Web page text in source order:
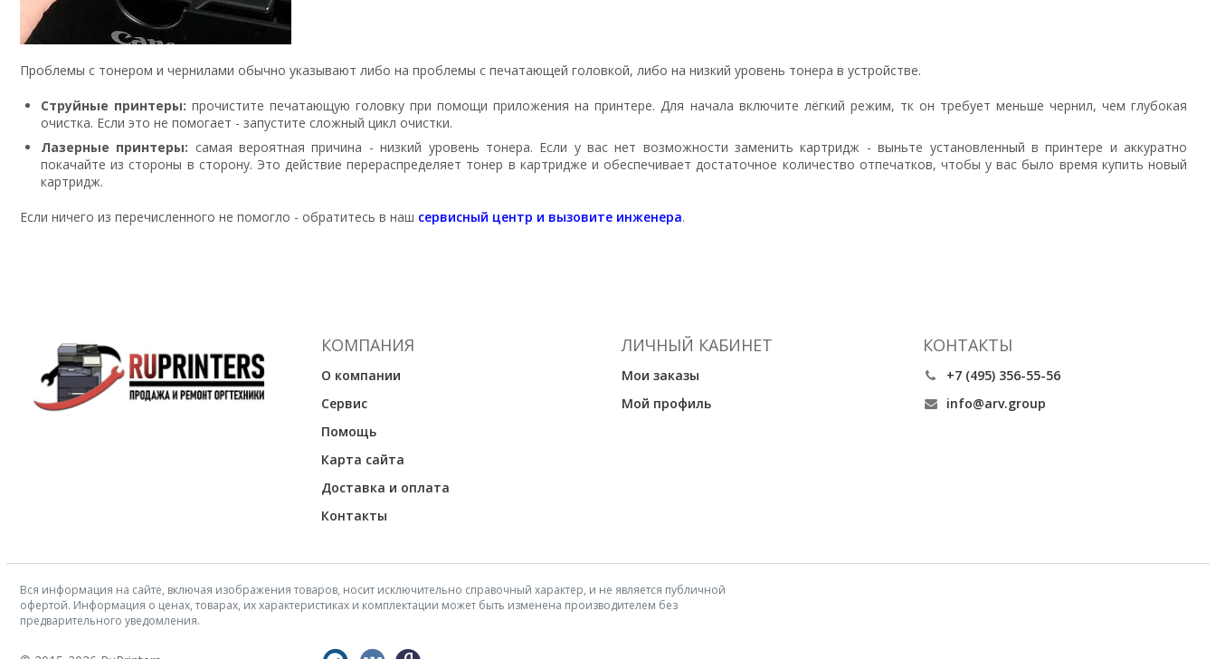
Проблемы с тонером и чернилами обычно указывают либо на проблемы с печатающей головкой, либо на низкий уровень тонера в устройстве.
Струйные принтеры: прочистите печатающую головку при помощи приложения на принтере. Для начала включите лёгкий режим, тк он требует меньше чернил, чем глубокая
очистка. Если это не помогает - запустите сложный цикл очистки.
Лазерные принтеры: самая вероятная причина - низкий уровень тонера. Если у вас нет возможности заменить картридж - выньте установленный в принтере и аккуратно
покачайте из стороны в сторону. Это действие перераспределяет тонер в картридже и обеспечивает достаточное количество отпечатков, чтобы у вас было время купить новый
картридж.
Если ничего из перечисленного не помогло - обратитесь в наш сервисный центр и вызовите инженера.
КОМПАНИЯ
О компании
Сервис
Помощь
Карта сайта
Доставка и оплата
Контакты
ЛИЧНЫЙ КАБИНЕТ
Мои заказы
Мой профиль
КОНТАКТЫ
+7 (495) 356-55-56
info@arv.group
Вся информация на сайте, включая изображения товаров, носит исключительно справочный характер, и не является публичной
офертой. Информация о ценах, товарах, их характеристиках и комплектации может быть изменена производителем без
предварительного уведомления.